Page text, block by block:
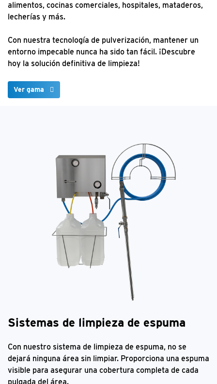
alimentos, cocinas comerciales, hospitales, mataderos,
lecherías y más.
Con nuestra tecnología de pulverización, mantener un
entorno impecable nunca ha sido tan fácil. ¡Descubre
hoy la solución definitiva de limpieza!
Ver gama
Sistemas de limpieza de espuma
Con nuestro sistema de limpieza de espuma, no se
dejará ninguna área sin limpiar. Proporciona una espuma
visible para asegurar una cobertura completa de cada
pulgada del área.